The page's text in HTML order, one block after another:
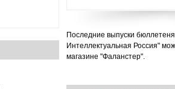
Последние выпуски
Интеллектуальная Россия"
магазине "Фаланстер".